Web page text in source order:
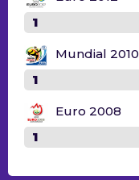
1
Mundial 2010
1
Euro 2008
1